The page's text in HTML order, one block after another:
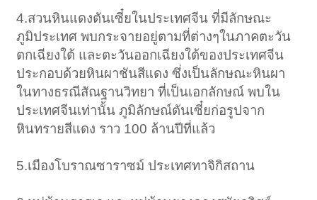
4.สวนหินแดงตันเซี๋ยในประเทศจีน ที่มีลักษณะ
ภูมิประเทศ พบกระจายอยู่ตามที่ต่างๆในภาคตะวัน
ตกเฉียงใต้ และตะวันออกเฉียงใต้ของประเทศจีน
ประกอบด้วยหินผาชันสีแดง ซึ่งเป็นลักษณะหินผา
ในทางธรณีสัณฐานวิทยา ที่เป็นเอกลักษณ์ พบใน
ประเทศจีนเท่านั้น ภูมิลักษณ์ตันเซี๋ยก่อรูปจาก
หินทรายสีแดง ราว 100 ล้านปีที่แล้ว
5.เมืองโบราณซาราซม์ ประเทศทาจิกิสถาน